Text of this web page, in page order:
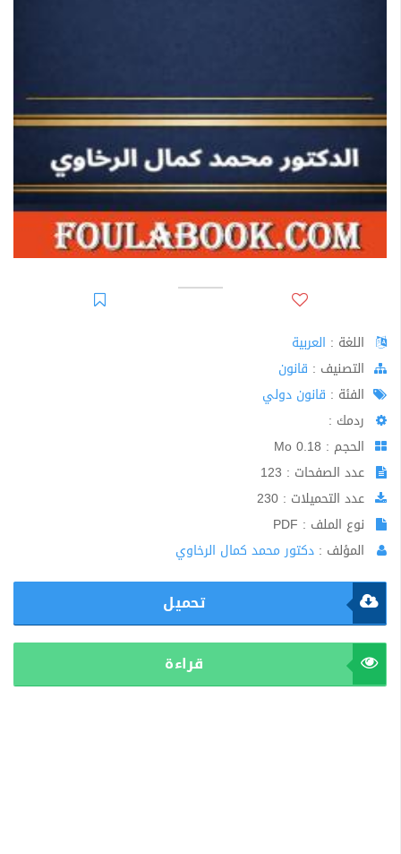
اللغة : العربية
اﻟﺘﺼﻨﻴﻒ : قانون
الفئة : قانون دولي
ردمك :
الحجم : 0.18 Mo
عدد الصفحات : 123
عدد التحميلات : 230
نوع الملف : PDF
المؤلف : دكتور محمد كمال الرخاوي
تحميل
قراءة